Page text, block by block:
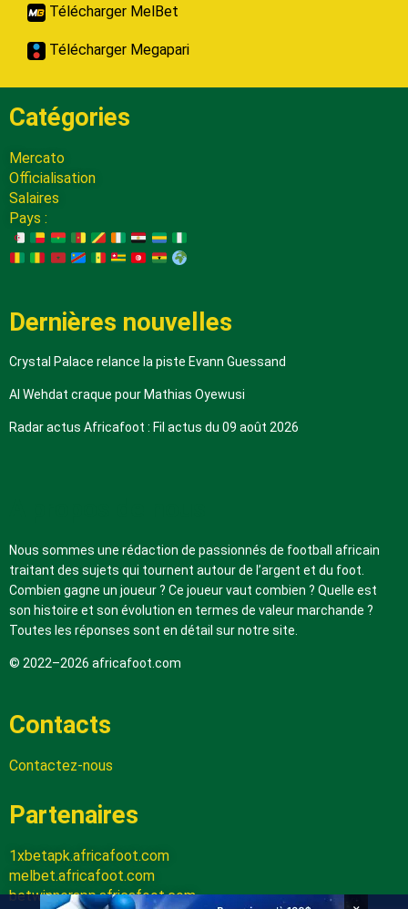
Télécharger MelBet
Télécharger Megapari
Catégories
Mercato
Officialisation
Salaires
Pays :
Dernières nouvelles
Crystal Palace relance la piste Evann Guessand
Al Wehdat craque pour Mathias Oyewusi
Radar actus Africafoot : Fil actus du 09 août 2026
Nous sommes une rédaction de passionnés de football africain
traitant des sujets qui tournent autour de l’argent et du foot.
Combien gagne un joueur ? Ce joueur vaut combien ? Quelle est
son histoire et son évolution en termes de valeur marchande ?
Toutes les réponses sont en détail sur notre site.
© 2022–2026 africafoot.com
Contacts
Contactez-nous
Partenaires
1xbetapk.africafoot.com
melbet.africafoot.com
betwinnerapp.africafoot.com